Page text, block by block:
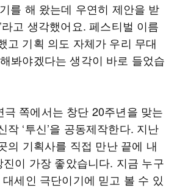
를 해 왔는데 우연히 제안을 받
라고 생각했어요. 페스티벌 이름
고 기획 의도 자체가 우리 무대
봐야겠다는 생각이 바로 들었습
극 쪽에서는 창단 20주년을 맞는
작 ‘투신’을 공동제작한다. 지난
의 기획사를 직접 만난 끝에 내
진이 가장 좋았습니다. 지금 누구
세인 극단이기에 믿고 볼 수 있